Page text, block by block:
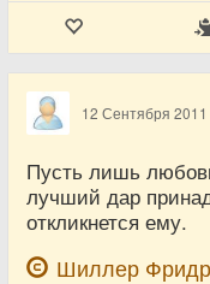
12 Сентября 2011
Пусть лишь
лучший дар
откликнется ему.
Шиллер